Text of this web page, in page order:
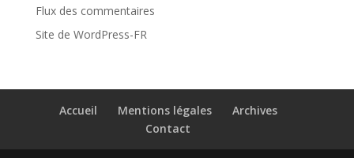
Flux des commentaires
Site de WordPress-FR
Accueil Mentions légales
Archives
Contact